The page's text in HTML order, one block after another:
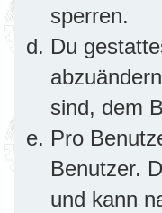
sperren.
Du
sind, dem
Pro
Benutzer.
und kann